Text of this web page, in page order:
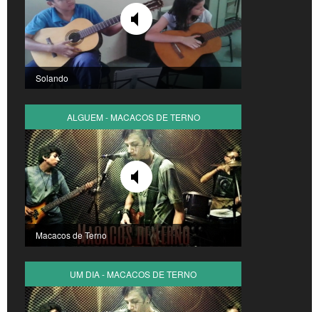
Solando
ALGUEM - MACACOS DE TERNO
Macacos de Terno
UM DIA - MACACOS DE TERNO